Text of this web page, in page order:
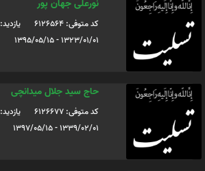
نورعلی جهان پور
کد متوفی: 6126564
یازدید: 371
1323/01/01 - 1395/05/15
حاج سید جلال میدانچی
کد متوفی: 6126677
یازدید: 1214
1339/02/01 - 1397/05/15